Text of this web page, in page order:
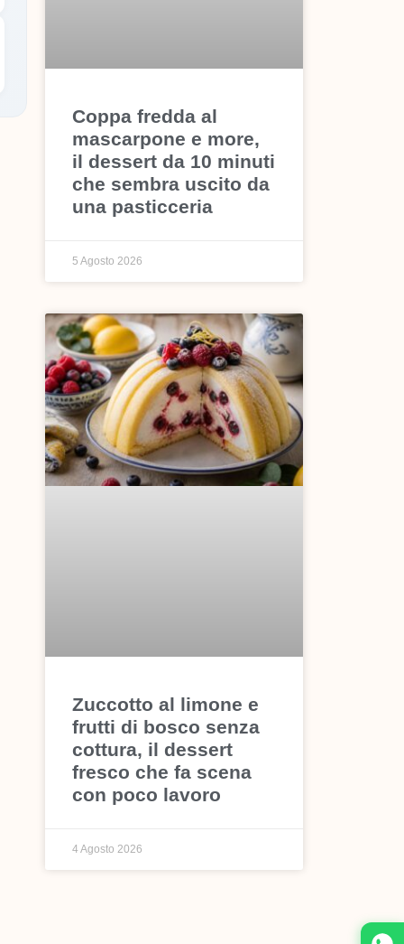
Coppa fredda al
mascarpone e more,
il dessert da 10 minuti
che sembra uscito da
una pasticceria
5 Agosto 2026
Zuccotto al limone e
frutti di bosco senza
cottura, il dessert
fresco che fa scena
con poco lavoro
4 Agosto 2026